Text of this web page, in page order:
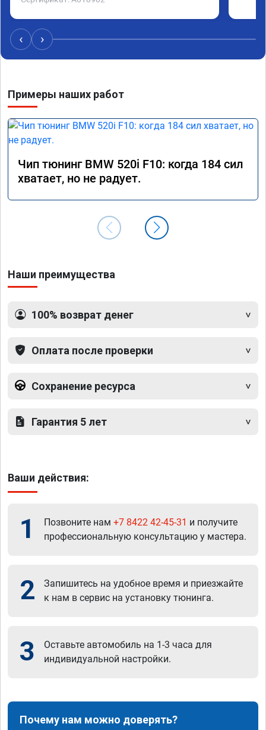
‹ ›
Примеры наших работ
Чип тюнинг BMW 520i F10: когда 184 сил
хватает, но не радует.
Наши преимущества
100% возврат денег
Оплата после проверки
Сохранение ресурса
Гарантия 5 лет
Ваши действия:
1 Позвоните нам +7 8422 42-45-31 и получите
профессиональную консультацию у мастера.
2
Запишитесь на удобное время и приезжайте
к нам в сервис на установку тюнинга.
3
Оставьте автомобиль на 1-3 часа для
индивидуальной настройки.
Почему нам можно доверять?